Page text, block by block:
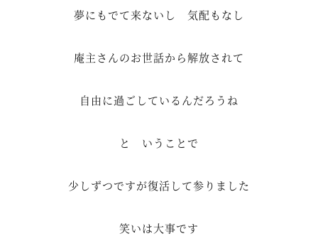
夢にもでて来ないし 気配もなし
庵主さんのお世話から解放されて
自由に過ごしているんだろうね
と いうことで
少しずつですが復活して参りました
笑いは大事です